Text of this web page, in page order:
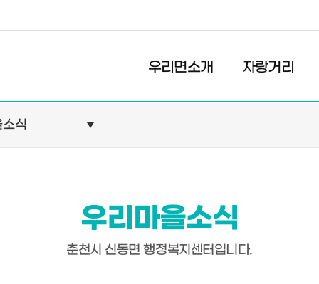
우리면소개 자랑거리
민원안내
장애인 편의시설 설치 현황
의료기관
약국
식
우리마을소식
춘천시 신동면 행정복지센터입니다.